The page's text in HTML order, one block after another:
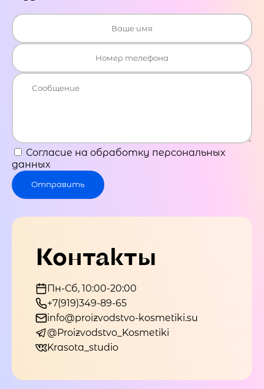
Согласие на обработку персональных
данных
Отправить
Контакты
Пн-Сб, 10:00-20:00
+7(919)349-89-65
info@proizvodstvo-kosmetiki.su
@Proizvodstvo_Kosmetiki
Krasota_studio